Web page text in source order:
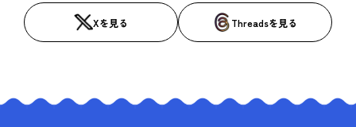
Xを見る Threadsを見る